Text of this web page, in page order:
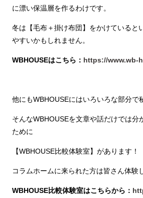
に漂い保温層を作るわけです。
冬は【毛布＋掛け布団】をかけていると
やすいかもしれません。
WBHOUSEはこちら： https://www.wb-
他にもWBHOUSEにはいろいろな部分で
そんなWBHOUSEを文章や話だけでは分
ために
【WBHOUSE比較体験室】があります！
コラムホームに来られた方は皆さん体験
WBHOUSE比較体験室はこちらから：